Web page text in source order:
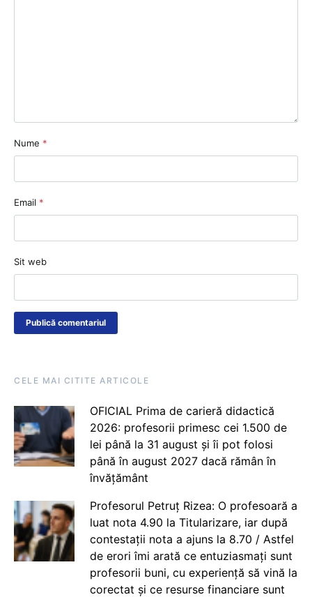
Nume *
Email *
Sit web
CELE MAI CITITE ARTICOLE
OFICIAL Prima de carieră didactică
2026: profesorii primesc cei 1.500 de
lei până la 31 august și îi pot folosi
până în august 2027 dacă rămân în
învățământ
Profesorul Petruț Rizea: O profesoară a
luat nota 4.90 la Titularizare, iar după
contestații nota a ajuns la 8.70 / Astfel
de erori îmi arată ce entuziasmați sunt
profesorii buni, cu experiență să vină la
corectat și ce resurse financiare sunt